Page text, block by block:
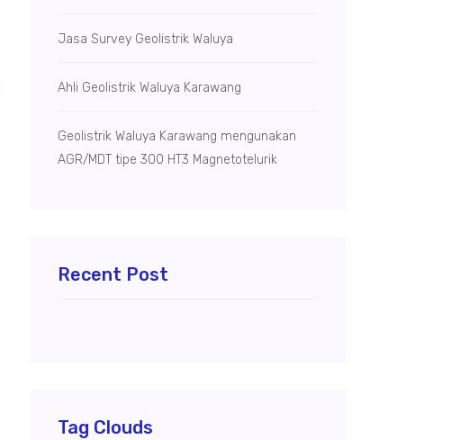
Jasa Survey Geolistrik Waluya
Ahli Geolistrik Waluya Karawang
Geolistrik Waluya Karawang mengunakan
AGR/MDT tipe 300 HT3 Magnetotelurik
Recent Post
Tag Clouds